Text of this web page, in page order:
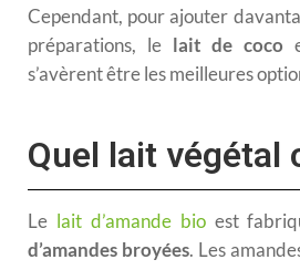
Cependant, pour ajouter
préparations, le lait de coco
s’avèrent être les meilleures
Quel lait végétal
Le lait d’amande bioest
d’amandes broyées. Les